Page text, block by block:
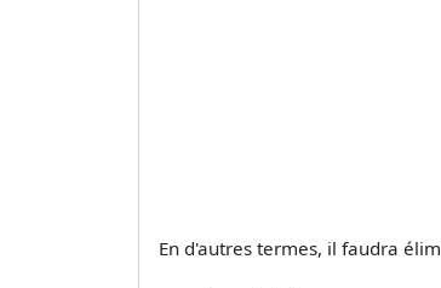
En d'autres termes, il faudra